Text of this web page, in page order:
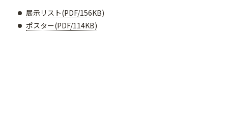
展示リスト(PDF/156KB)
ポスター(PDF/114KB)